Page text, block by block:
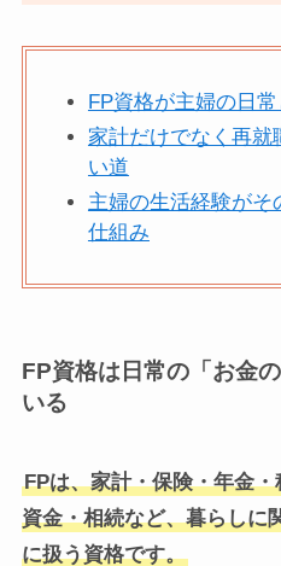
FP資格が主婦の日
家計だけでなく再就
い道
主婦の生活経験がそ
仕組み
FP資格は日常の「お金
いる
FPは、家計・保険・年金
資金・相続など、暮らしに
に扱う資格です。